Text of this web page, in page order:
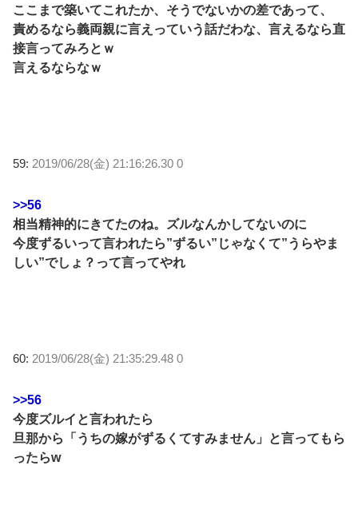
ここまで築いてこれたか、そうでないかの差であって、
責めるなら義両親に言えっていう話だわな、言えるなら直
接言ってみろとｗ
言えるならなｗ
59: 2019/06/28(金) 21:16:26.30 0
>>56
相当精神的にきてたのね。ズルなんかしてないのに
今度ずるいって言われたら”ずるい”じゃなくて”うらやま
しい”でしょ？って言ってやれ
60: 2019/06/28(金) 21:35:29.48 0
>>56
今度ズルイと言われたら
旦那から「うちの嫁がずるくてすみません」と言ってもら
ったらw